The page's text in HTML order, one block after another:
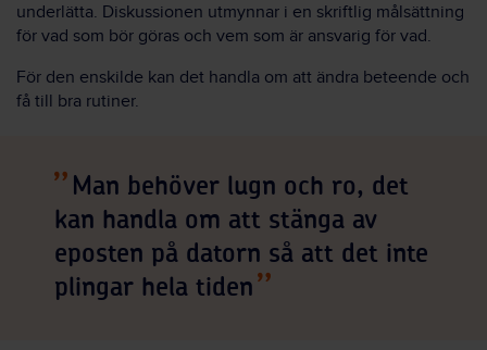
underlätta. Diskussionen utmynnar i en skriftlig målsättning
för vad som bör göras och vem som är ansvarig för vad.
För den enskilde kan det handla om att ändra beteende och
få till bra rutiner.
Man behöver lugn och ro, det
kan handla om att stänga av
eposten på datorn så att det inte
plingar hela tiden